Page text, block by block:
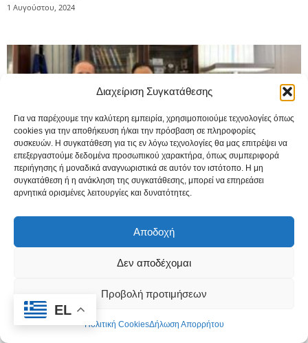
Διαχείριση Συγκατάθεσης
Για να παρέχουμε την καλύτερη εμπειρία, χρησιμοποιούμε τεχνολογίες όπως
cookies για την αποθήκευση ή/και την πρόσβαση σε πληροφορίες
συσκευών. Η συγκατάθεση για τις εν λόγω τεχνολογίες θα μας επιτρέψει να
επεξεργαστούμε δεδομένα προσωπικού χαρακτήρα, όπως συμπεριφορά
περιήγησης ή μοναδικά αναγνωριστικά σε αυτόν τον ιστότοπο. Η μη
συγκατάθεση ή η ανάκληση της συγκατάθεσης, μπορεί να επηρεάσει
αρνητικά ορισμένες λειτουργίες και δυνατότητες.
Αποδοχή
Δεν αποδέχομαι
Προβολή προτιμήσεων
Πολιτική CookiesΔήλωση Απορρήτου
1 Αυγούστου, 2024
Στο επιμελητήριο Κυκλάδων ο υπ. Ψηφιακής
Διακυβέρνησης, Δ. Παπαστεργίου
29 Ιουλίου, 2024
EL